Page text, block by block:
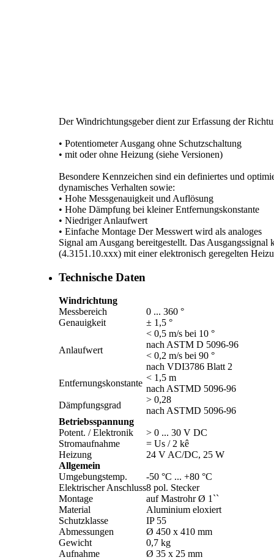
Der Windrichtungsgeber dient zur Erfassung der
• Potentiometer Ausgang ohne Schutzschaltung
• mit oder ohne Heizung (siehe Versionen)
Besondere Kennzeichen sind ein definiertes und
dynamisches Verhalten sowie:
• Hohe Messgenauigkeit und Auflösung
• Hohe Dämpfung bei kleiner Entfernungskonstante
• Niedriger Anlaufwert
• Einfache Montage Der Messwert wird als analoges
Signal am Ausgang bereitgestellt. Das
(4.3151.10.xxx) mit einer elektronisch geregelten
Technische Daten
Windrichtung
Messbereich
0 ... 360 °
Genauigkeit
± 1,5 °
Anlaufwert
< 0,5 m/­s bei 10 °
nach ASTM D 5096-96
< 0,2 m/­s bei 90 °
nach VDI3786 Blatt 2
Entfernungskonstante
< 1,5 m
nach ASTMD 5096-96
Dämpfungsgrad
> 0,28
nach ASTMD 5096-96
Betriebsspannung
Potent. /­ Elektronik
> 0 ... 30 V DC
Stromaufnahme
= Us /­ 2 kê
Heizung
24 V AC/­DC, 25 W
Allgemein
Umgebungstemp.
-50 °C ... +80 °C
Elektrischer Anschluss8 pol. Stecker
Montage
auf Mastrohr Ø 1``
Material
Aluminium eloxiert
Schutzklasse
IP 55
Abmessungen
Ø 450 x 410 mm
Gewicht
0,7 kg
Aufnahme
Ø 35 x 25 mm